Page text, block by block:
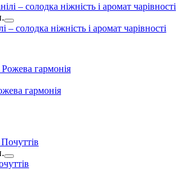
– солодка ніжність і аромат чарівності
гармонія